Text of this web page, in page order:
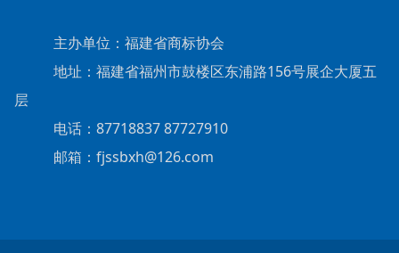
主办单位：福建省商标协会
地址：福建省福州市鼓楼区东浦路156号展企大厦五
层
电话：87718837 87727910
邮箱：fjssbxh@126.com